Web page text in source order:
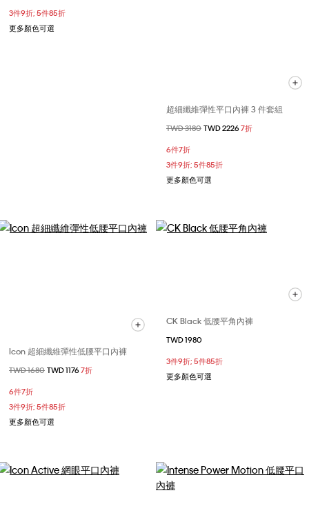
3件9折; 5件85折
更多顏色可選
超細纖維彈性平口內褲 3 件套組
價格扣減從
TWD 3180 至
TWD 22267折
6件7折
3件9折; 5件85折
更多顏色可選
Icon 超細纖維彈性低腰平口內褲
價格扣減從
TWD 1680 至
TWD 11767折
6件7折
3件9折; 5件85折
更多顏色可選
CK Black 低腰平角內褲
TWD 1980
3件9折; 5件85折
更多顏色可選